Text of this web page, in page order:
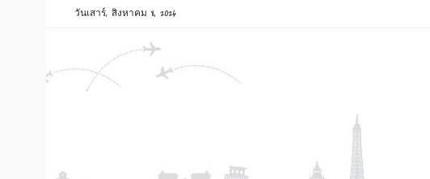
วันเสาร์, สิงหาคม 8, 2026